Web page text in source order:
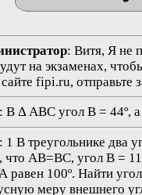
: Витя, Я не
на экзаменах,
fipi.ru, отправьте
: В Δ АВС угол В = 44º,
: 1 В треугольнике два
что AB=BC, угол B =
100º. Найти
меру внешнего